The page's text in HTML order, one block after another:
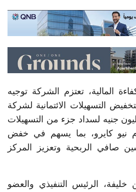
المالية، تعتزم الشركة توجيه
لتخفيض التسهيلات الائتمانية لشركة
إلى جانب 150 مليون جنيه لسداد جزء من التسهيلات
نيو كايرو، بما يسهم في خفض
صافي الربحية وتعزيز المركز
خليفة، الرئيس التنفيذي والعضو